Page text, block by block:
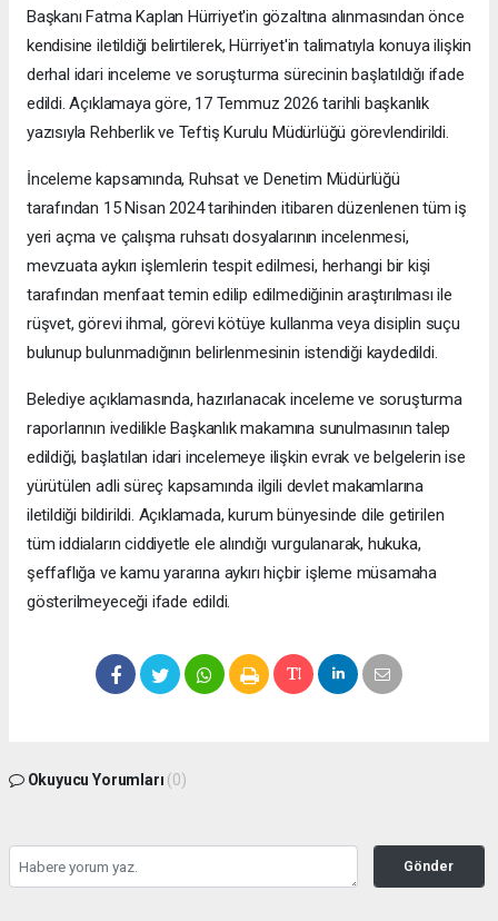
Başkanı Fatma Kaplan Hürriyet'in gözaltına alınmasından önce
kendisine iletildiği belirtilerek, Hürriyet'in talimatıyla konuya ilişkin
derhal idari inceleme ve soruşturma sürecinin başlatıldığı ifade
edildi. Açıklamaya göre, 17 Temmuz 2026 tarihli başkanlık
yazısıyla Rehberlik ve Teftiş Kurulu Müdürlüğü görevlendirildi.
İnceleme kapsamında, Ruhsat ve Denetim Müdürlüğü
tarafından 15 Nisan 2024 tarihinden itibaren düzenlenen tüm iş
yeri açma ve çalışma ruhsatı dosyalarının incelenmesi,
mevzuata aykırı işlemlerin tespit edilmesi, herhangi bir kişi
tarafından menfaat temin edilip edilmediğinin araştırılması ile
rüşvet, görevi ihmal, görevi kötüye kullanma veya disiplin suçu
bulunup bulunmadığının belirlenmesinin istendiği kaydedildi.
Belediye açıklamasında, hazırlanacak inceleme ve soruşturma
raporlarının ivedilikle Başkanlık makamına sunulmasının talep
edildiği, başlatılan idari incelemeye ilişkin evrak ve belgelerin ise
yürütülen adli süreç kapsamında ilgili devlet makamlarına
iletildiği bildirildi. Açıklamada, kurum bünyesinde dile getirilen
tüm iddiaların ciddiyetle ele alındığı vurgulanarak, hukuka,
şeffaflığa ve kamu yararına aykırı hiçbir işleme müsamaha
gösterilmeyeceği ifade edildi.
Okuyucu Yorumları (0)
Gönder